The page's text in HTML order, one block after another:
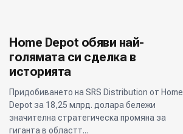
Home Depot обяви най-
голямата си сделка в
историята
Придобиването на SRS Distribution от Home
Depot за 18,25 млрд. долара бележи
значителна стратегическа промяна за
гиганта в областт...